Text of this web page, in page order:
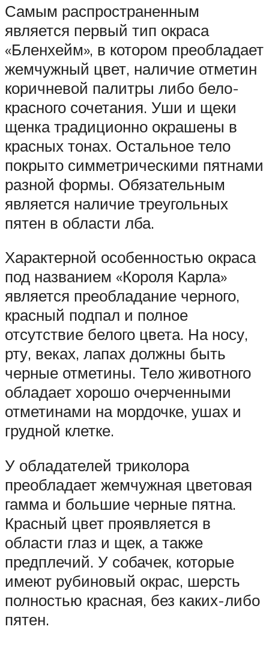
Самым распространенным
является первый тип окраса
«Бленхейм», в котором преобладает
жемчужный цвет, наличие отметин
коричневой палитры либо бело-
красного сочетания. Уши и щеки
щенка традиционно окрашены в
красных тонах. Остальное тело
покрыто симметрическими пятнами
разной формы. Обязательным
является наличие треугольных
пятен в области лба.
Характерной особенностью окраса
под названием «Короля Карла»
является преобладание черного,
красный подпал и полное
отсутствие белого цвета. На носу,
рту, веках, лапах должны быть
черные отметины. Тело животного
обладает хорошо очерченными
отметинами на мордочке, ушах и
грудной клетке.
У обладателей триколора
преобладает жемчужная цветовая
гамма и большие черные пятна.
Красный цвет проявляется в
области глаз и щек, а также
предплечий. У собачек, которые
имеют рубиновый окрас, шерсть
полностью красная, без каких-либо
пятен.